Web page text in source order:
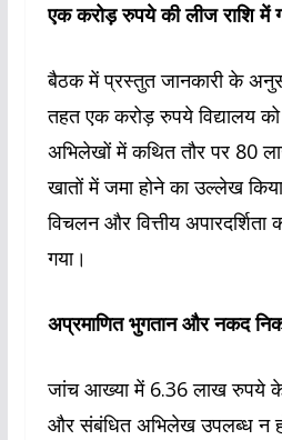
एक करोड़ रुपये की लीज राशि में
बैठक में प्रस्तुत जानकारी के
तहत एक करोड़ रुपये विद्यालय
अभिलेखों में कथित तौर पर 80
खातों में जमा होने का उल्लेख
विचलन और वित्तीय अपारदर्शिता
गया।
अप्रमाणित भुगतान और नकद
जांच आख्या में 6.36 लाख रुपये के
और संबंधित अभिलेख उपलब्ध न